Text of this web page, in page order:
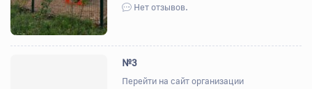
Нет отзывов.
№3
Перейти на сайт организации